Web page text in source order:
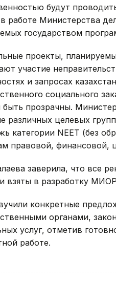
будут
работе Министерства
государством
проекты,
участие
и запросах
социального
прозрачны.
различных целевых
категории NEET (без
правовой, финансовой,
заверила, что все
взяты в разработку
конкретные
органами,
услуг, отметив
работе.